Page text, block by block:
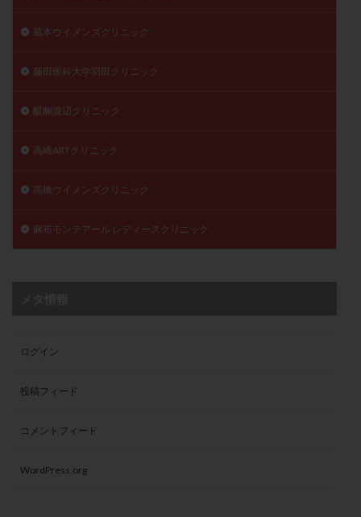
蔵本ウイメンズクリニック
藤田医科大学羽田クリニック
醍醐渡辺クリニック
高崎ARTクリニック
高橋ウイメンズクリニック
麻布モンテアール レディースクリニック
ログイン
投稿フィード
コメントフィード
WordPress.org